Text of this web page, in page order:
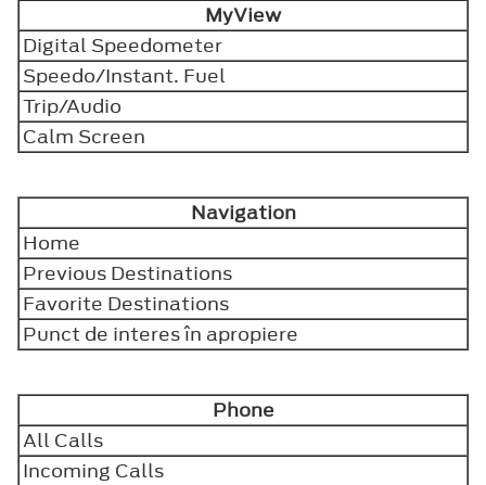
MyView
Digital Speedometer
Speedo/Instant. Fuel
Trip/Audio
Calm Screen
Navigation
Home
Previous Destinations
Favorite Destinations
Punct de interes în apropiere
Phone
All Calls
Incoming Calls